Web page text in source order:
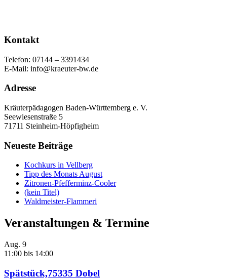
Kontakt
Telefon: 07144 – 3391434
E-Mail: info@kraeuter-bw.de
Adresse
Kräuterpädagogen Baden-Württemberg e. V.
Seewiesenstraße 5
71711 Steinheim-Höpfigheim
Neueste Beiträge
Kochkurs in Vellberg
Tipp des Monats August
Zitronen-Pfefferminz-Cooler
(kein Titel)
Waldmeister-Flammeri
Veranstaltungen & Termine
Aug. 9
11:00 bis 14:00
Spätstück,75335 Dobel